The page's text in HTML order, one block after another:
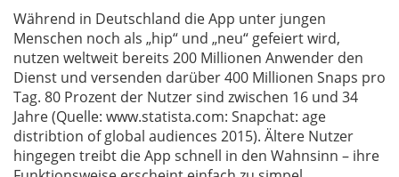
Während in Deutschland die App unter jungen
Menschen noch als „hip“ und „neu“ gefeiert wird,
nutzen weltweit bereits 200 Millionen Anwender den
Dienst und versenden darüber 400 Millionen Snaps pro
Tag. 80 Prozent der Nutzer sind zwischen 16 und 34
Jahre (Quelle: www.statista.com: Snapchat: age
distribtion of global audiences 2015). Ältere Nutzer
hingegen treibt die App schnell in den Wahnsinn – ihre